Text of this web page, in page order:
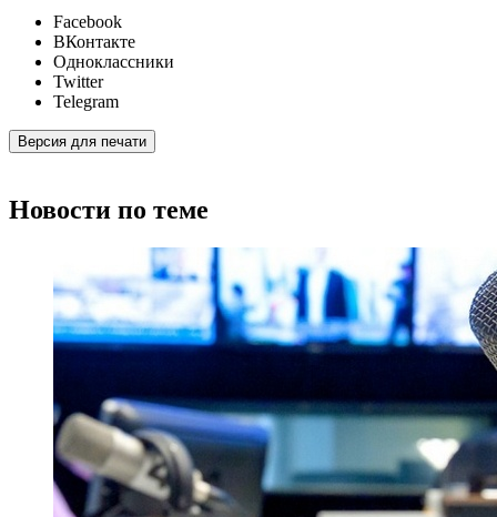
Facebook
ВКонтакте
Одноклассники
Twitter
Telegram
Версия для печати
Новости по теме